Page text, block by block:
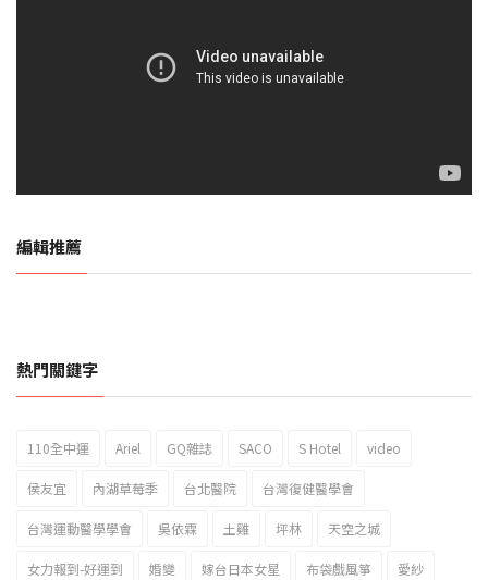
編輯推薦
2023新北市北海岸國際風箏節「風在石起」霸氣回歸
熱門關鍵字
110全中運 Ariel GQ雜誌 SACO S Hotel video
侯友宜 內湖草莓季 台北醫院 台灣復健醫學會
台灣運動醫學學會 吳依霖 土雞 坪林 天空之城
女力報到-好運到 婚變 嫁台日本女星 布袋戲風箏 愛紗